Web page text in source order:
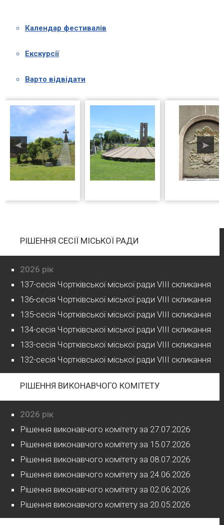
Календар фестивалів
Екскурсії
Варто відвідати
РІШЕННЯ СЕСІЇ МІСЬКОЇ РАДИ
2026 рік
137-сесія Чортківської міської ради VIII скликання
136-сесія Чортківської міської ради VIII скликання
135-сесія Чортківської міської ради VIII скликання
134-сесія Чортківської міської ради VIII скликання
133-сесія Чортківської міської ради VIII скликання
132-сесія Чортківської міської ради VIII скликання
РІШЕННЯ ВИКОНАВЧОГО КОМІТЕТУ
2026 рік
Рішення виконавчого комітету за 27.07.2026
Рішення виконавчого комітету за 15.07.2026
Рішення виконавчого комітету за 08.07.2026
Рішення виконавчого комітету за 24.06.2026
Рішення виконавчого комітету за 02.06.2026
Рішення виконавчого комітету за 20.05.2026